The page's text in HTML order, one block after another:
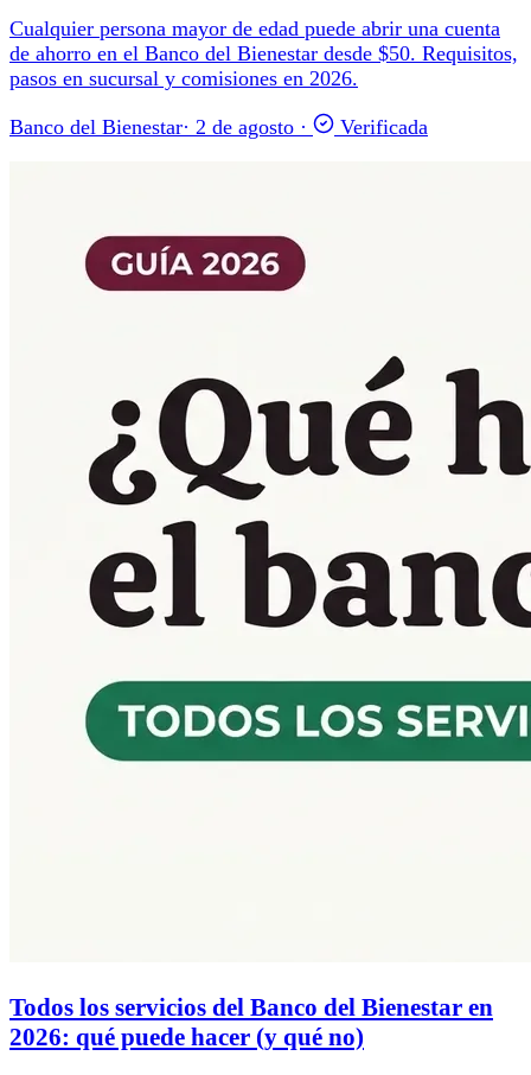
Cualquier persona mayor de edad puede abrir una cuenta
de ahorro en el Banco del Bienestar desde $50. Requisitos,
pasos en sucursal y comisiones en 2026.
Banco del Bienestar· 2 de agosto · Verificada
Todos los servicios del Banco del Bienestar en
2026: qué puede hacer (y qué no)